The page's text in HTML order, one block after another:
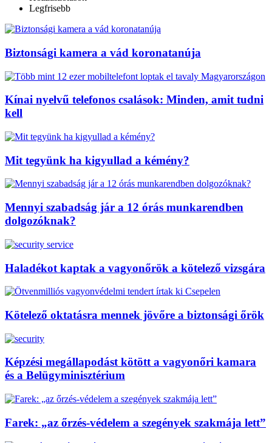
Legfrisebb
Biztonsági kamera a vád koronatanúja
Kínai nyelvű telefonos csalások: Minden, amit tudni
kell
Mit tegyünk ha kigyullad a kémény?
Mennyi szabadság jár a 12 órás munkarendben
dolgozóknak?
Haladékot kaptak a vagyonőrök a kötelező vizsgára
Kötelező oktatásra mennek jövőre a biztonsági őrök
Képzési megállapodást kötött a vagyonőri kamara
és a Belügyminisztérium
Farek: „az őrzés-védelem a szegények szakmája lett”